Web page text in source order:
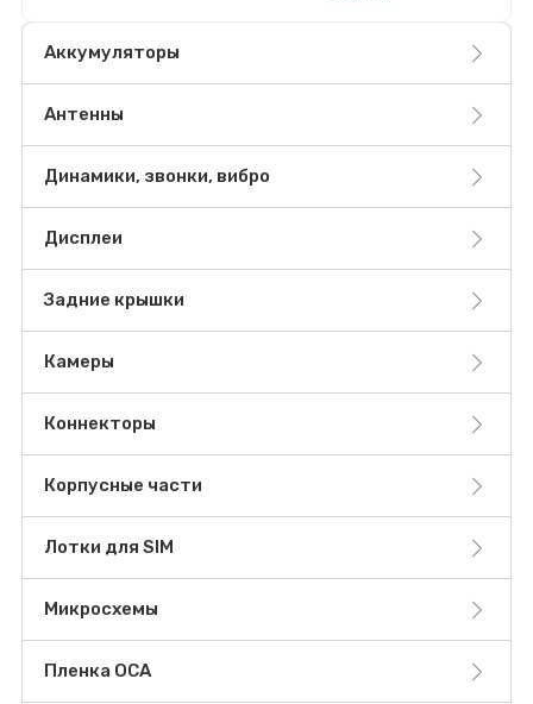
Аккумуляторы
Антенны
Динамики, звонки, вибро
Дисплеи
Задние крышки
Камеры
Коннекторы
Корпусные части
Лотки для SIM
Микросхемы
Пленка OCA